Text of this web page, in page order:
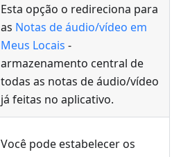
Esta opção o redireciona para
as Notas de áudio/vídeo em
Meus Locais -
armazenamento central de
todas as notas de áudio/vídeo
já feitas no aplicativo.
Você pode estabelecer os